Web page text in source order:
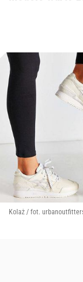
Kolaż / fot.